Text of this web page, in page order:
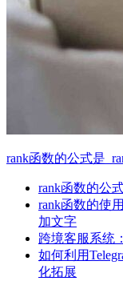
rank函数的公式是
rank函数的公
rank函数的使
加文字
跨境客服系统
如何利用
化拓展